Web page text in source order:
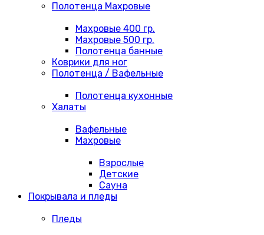
Полотенца Махровые
Махровые 400 гр.
Махровые 500 гр.
Полотенца банные
Коврики для ног
Полотенца / Вафельные
Полотенца кухонные
Халаты
Вафельные
Махровые
Взрослые
Детские
Сауна
Покрывала и пледы
Пледы